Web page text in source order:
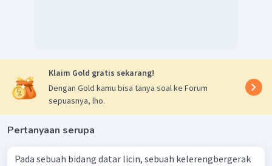
Klaim Gold gratis sekarang!
Dengan Gold kamu bisa tanya soal ke Forum
sepuasnya, lho.
Pertanyaan serupa
Pada sebuah bidang datar licin, sebuah kelerengbergerak